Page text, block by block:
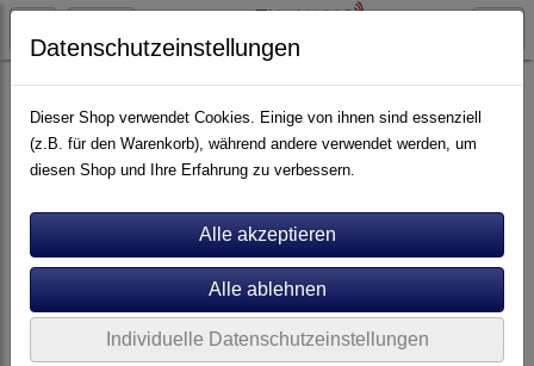
Stromversorgung
Datenschutzeinstellungen
Dieser Shop verwendet Cookies. Einige von ihnen sind essenziell
(z.B. für den Warenkorb), während andere verwendet werden, um
diesen Shop und Ihre Erfahrung zu verbessern.
Individuelle Datenschutzeinstellungen